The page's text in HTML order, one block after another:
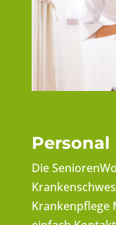
Personal
Die
Krankenpflege